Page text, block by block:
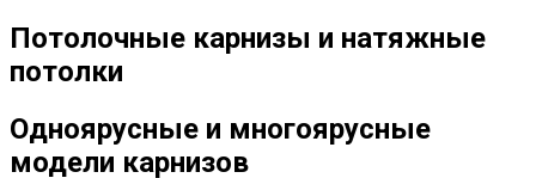
Потолочные карнизы и натяжные
потолки
Одноярусные и многоярусные
модели карнизов